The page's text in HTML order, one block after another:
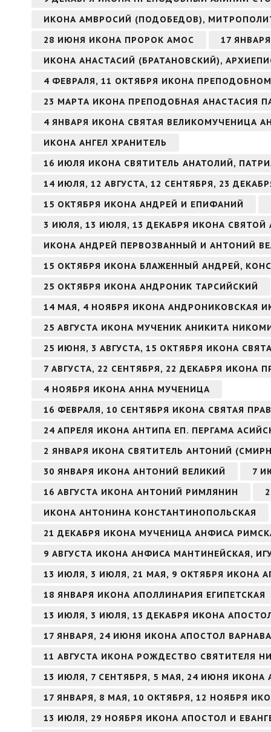
ИКОНА АМВРОСИЙ (ПОДОБЕДОВ),
28 ИЮНЯ ИКОНА ПРОРОК АМОС
17
ИКОНА АНАСТАСИЙ (БРАТАНОВСКИЙ),
4 ФЕВРАЛЯ, 11 ОКТЯБРЯ ИКОНА
23 МАРТА ИКОНА ПРЕПОДОБНАЯ АНАСТАСИЯ
4 ЯНВАРЯ ИКОНА СВЯТАЯ ВЕЛИКОМУЧЕНИЦА
ИКОНА АНГЕЛ ХРАНИТЕЛЬ
16 ИЮЛЯ ИКОНА СВЯТИТЕЛЬ АНАТОЛИЙ,
14 ИЮЛЯ, 12 АВГУСТА, 12 СЕНТЯБРЯ, 23
15 ОКТЯБРЯ ИКОНА АНДРЕЙ И ЕПИФАНИЙ
3 ИЮЛЯ, 13 ИЮЛЯ, 13 ДЕКАБРЯ ИКОНА
ИКОНА АНДРЕЙ ПЕРВОЗВАННЫЙ И АНТОНИЙ
15 ОКТЯБРЯ ИКОНА БЛАЖЕННЫЙ АНДРЕЙ,
25 ОКТЯБРЯ ИКОНА АНДРОНИК ТАРСИЙСКИЙ
14 МАЯ, 4 НОЯБРЯ ИКОНА АНДРОНИКОВСКАЯ
25 АВГУСТА ИКОНА МУЧЕНИК АНИКИТА
25 ИЮНЯ, 3 АВГУСТА, 15 ОКТЯБРЯ ИКОНА
7 АВГУСТА, 22 СЕНТЯБРЯ, 22 ДЕКАБРЯ
4 НОЯБРЯ ИКОНА АННА МУЧЕНИЦА
16 ФЕВРАЛЯ, 10 СЕНТЯБРЯ ИКОНА СВЯТАЯ
24 АПРЕЛЯ ИКОНА АНТИПА ЕП. ПЕРГАМА
2 ЯНВАРЯ ИКОНА СВЯТИТЕЛЬ АНТОНИЙ
30 ЯНВАРЯ ИКОНА АНТОНИЙ ВЕЛИКИЙ
7
16 АВГУСТА ИКОНА АНТОНИЙ РИМЛЯНИН
ИКОНА АНТОНИНА КОНСТАНТИНОПОЛЬСКАЯ
21 ДЕКАБРЯ ИКОНА МУЧЕНИЦА АНФИСА
9 АВГУСТА ИКОНА АНФИСА МАНТИНЕЙСКАЯ,
13 ИЮЛЯ, 3 ИЮЛЯ, 21 МАЯ, 9 ОКТЯБРЯ ИКОНА
18 ЯНВАРЯ ИКОНА АПОЛЛИНАРИЯ ЕГИПЕТСКАЯ
13 ИЮЛЯ, 3 ИЮЛЯ, 13 ДЕКАБРЯ ИКОНА
17 ЯНВАРЯ, 24 ИЮНЯ ИКОНА АПОСТОЛ ВАРНАВА
11 АВГУСТА ИКОНА РОЖДЕСТВО СВЯТИТЕЛЯ
13 ИЮЛЯ, 7 СЕНТЯБРЯ, 5 МАЯ, 24 ИЮНЯ
17 ЯНВАРЯ, 8 МАЯ, 10 ОКТЯБРЯ, 12 НОЯБРЯ
13 ИЮЛЯ, 29 НОЯБРЯ ИКОНА АПОСТОЛ И